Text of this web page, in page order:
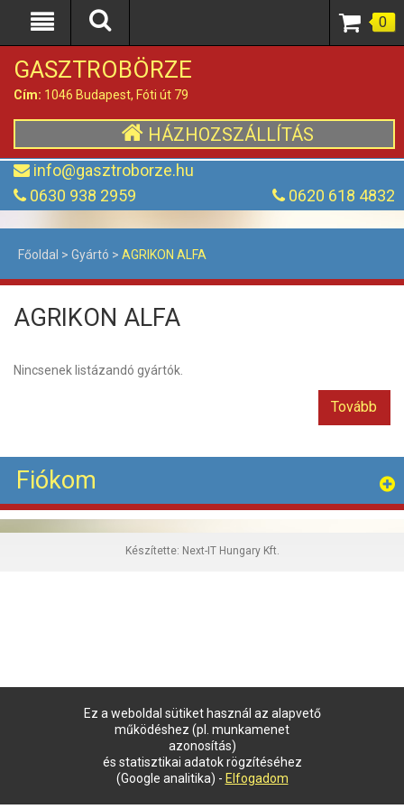
GASZTROBÖRZE
Cím: 1046 Budapest, Fóti út 79
HÁZHOZSZÁLLÍTÁS
info@gasztroborze.hu
0630 938 2959
0620 618 4832
0
Ez a weboldal sütiket használ az alapvető
működéshez (pl. munkamenet
azonosítás)
és statisztikai adatok rögzítéséhez
(Google analitika) - Elfogadom
Főoldal > Gyártó > AGRIKON ALFA
AGRIKON ALFA
Nincsenek listázandó gyártók.
Tovább
Fiókom
Készítette: Next-IT Hungary Kft.